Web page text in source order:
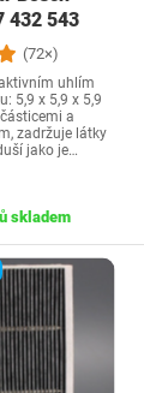
432 543
(72×)
uhlím
5,9 x 5,9 x 5,9
a
zadržuje látky
jako je…
skladem